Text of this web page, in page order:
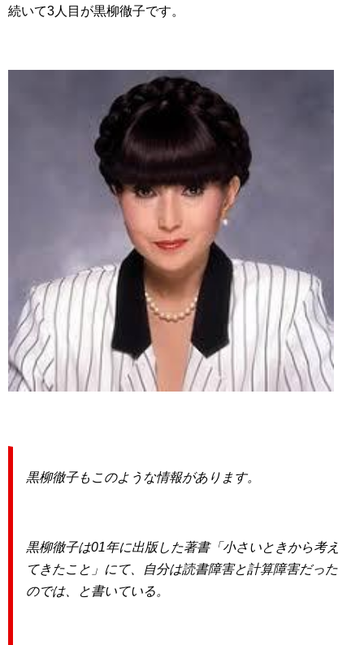
続いて3人目が黒柳徹子です。
黒柳徹子もこのような情報があります。
黒柳徹子は01年に出版した著書「小さいときから考え
てきたこと」にて、自分は読書障害と計算障害だった
のでは、と書いている。